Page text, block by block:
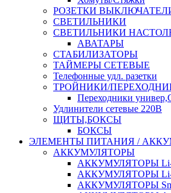
РОЗЕТКИ
СВЕТИЛЬНИКИ
СВЕТИЛЬНИКИ
АВАТАРЫ
СТАБИЛИЗАТОРЫ
ТАЙМЕРЫ СЕТЕВЫЕ
Телефонные удл. разетки
ТРОЙНИКИ/
Переходники
Удлинители сетевые 220В
ЩИТЫ,БОКСЫ
БОКСЫ
ЭЛЕМЕНТЫ ПИТАНИЯ /
АККУМУЛЯТОРЫ
АККУМУЛЯТОРЫ Li-
АККУМУЛЯТОРЫ Li-
АККУМУЛЯТОРЫ